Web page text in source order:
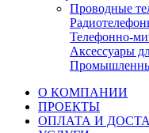
Проводные
Телефонно-
Аксессуары
О КОМПАНИИ
ПРОЕКТЫ
ОПЛАТА И